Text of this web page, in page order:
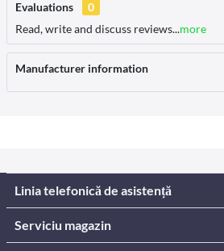
Evaluations
0
Read, write and discuss reviews...more
Manufacturer information
Linia telefonică de asistență
Serviciu magazin